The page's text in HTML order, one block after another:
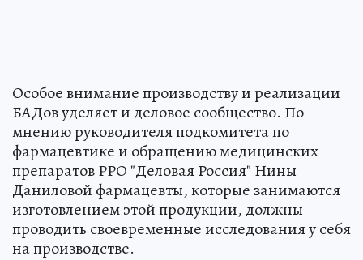
Особое внимание производству и реализации
БАДов уделяет и деловое сообщество. По
мнению руководителя подкомитета по
фармацевтике и обращению медицинских
препаратов РРО "Деловая Россия" Нины
Даниловой фармацевты, которые занимаются
изготовлением этой продукции, должны
проводить своевременные исследования у себя
на производстве.